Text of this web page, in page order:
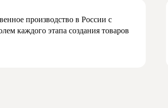
производство в России с
каждого этапа создания товаров